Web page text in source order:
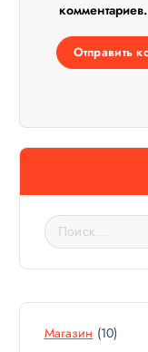
комментариев.
Н
а
й
и
:Магазин 101